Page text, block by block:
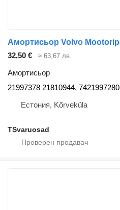
32,50 € ≈ 63,67 лв.
Амортисьор
21997378 21810944, 7421997280
Естония, Kõrveküla
TSvaruosad